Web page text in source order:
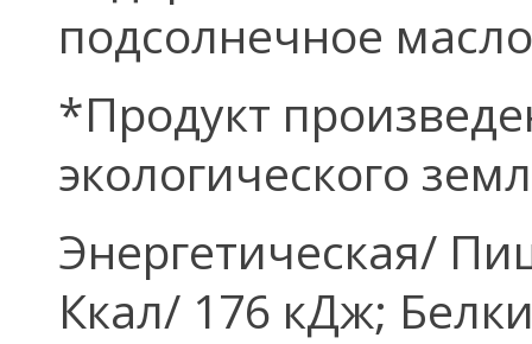
подсолнечное
*Продукт
экологического
Энергетическая/
Ккал/ 176 кДж;